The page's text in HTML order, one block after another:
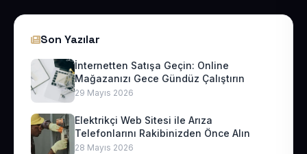
Son Yazılar
İnternetten Satışa Geçin: Online
Mağazanızı Gece Gündüz Çalıştırın
29 Mayıs 2026
Elektrikçi Web Sitesi ile Arıza
Telefonlarını Rakibinizden Önce Alın
28 Mayıs 2026